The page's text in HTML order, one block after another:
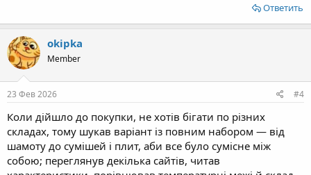
Ответить
okipka
Member
23 Фев 2026 #4
Коли дійшло до покупки, не хотів бігати по різних
складах, тому шукав варіант із повним набором — від
шамоту до сумішей і плит, аби все було сумісне між
собою; переглянув декілька сайтів, читав